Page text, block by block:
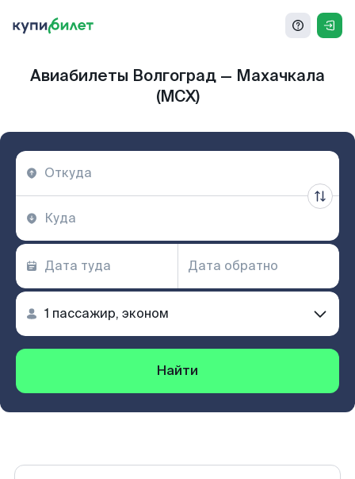
Авиабилеты Волгоград — Махачкала
(MCX)
Найти